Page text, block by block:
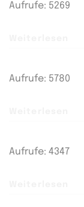
Aufrufe: 5269
Aufrufe: 5780
Aufrufe: 4347